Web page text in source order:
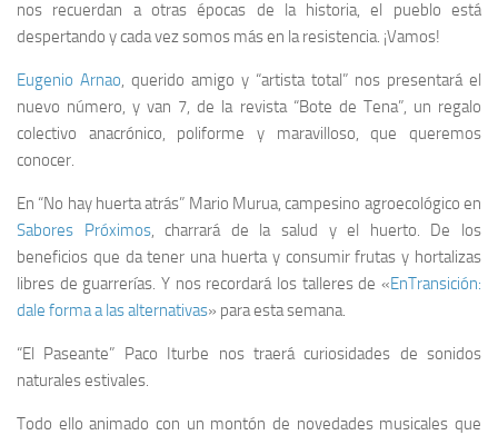
nos recuerdan a otras épocas de la historia, el pueblo está
despertando y cada vez somos más en la resistencia. ¡Vamos!
Eugenio Arnao, querido amigo y “artista total” nos presentará el
nuevo número, y van 7, de la revista “Bote de Tena”, un regalo
colectivo anacrónico, poliforme y maravilloso, que queremos
conocer.
En “No hay huerta atrás” Mario Murua, campesino agroecológico en
Sabores Próximos, charrará de la salud y el huerto. De los
beneficios que da tener una huerta y consumir frutas y hortalizas
libres de guarrerías. Y nos recordará los talleres de «EnTransición:
dale forma a las alternativas» para esta semana.
“El Paseante” Paco Iturbe nos traerá curiosidades de sonidos
naturales estivales.
Todo ello animado con un montón de novedades musicales que